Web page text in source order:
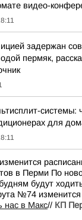
видео-
задержан
пермяк,
системы:
для
в Перми По
будут
№74 изменится
нас в Макс// КП